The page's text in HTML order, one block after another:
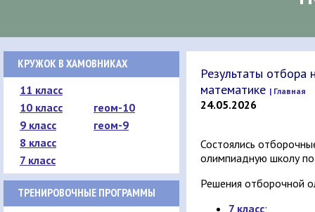
КРУЖОК В ХАМОВНИКАХ
11 класс
10 класс
геом-10
9 класс
геом-9
8 класс
7 класс
ТРЕНИРОВОЧНЫЕ ПРОГРАММЫ
Результаты
математике | Главная
24.05.2026
Состоялись
олимпиадную школу
Решения отборочной
7 класс;